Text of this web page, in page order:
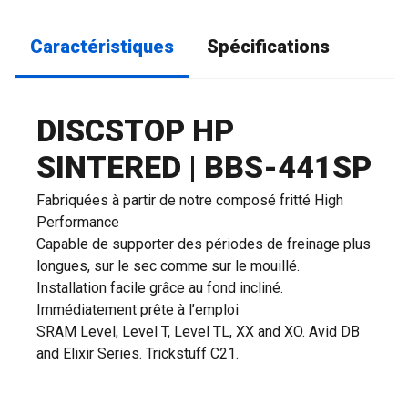
Caractéristiques Spécifications
DISCSTOP HP
SINTERED | BBS-441SP
Fabriquées à partir de notre composé fritté High
Performance
Capable de supporter des périodes de freinage plus
longues, sur le sec comme sur le mouillé.
Installation facile grâce au fond incliné.
Immédiatement prête à l’emploi
SRAM Level, Level T, Level TL, XX and XO. Avid DB
and Elixir Series. Trickstuff C21.